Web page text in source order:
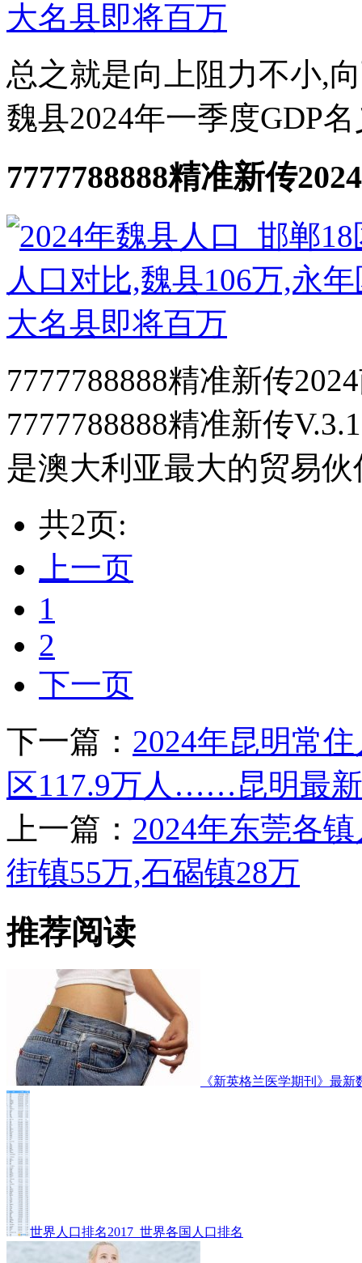
总之就是向上阻力不小,
魏县2024年一季度GDP
7777788888精准新传
7777788888精准新传
7777788888精准新传
是澳大利亚最大的贸易
共2页:
上一页
1
2
下一页
下一篇： 2024年昆明常
区117.9万人……昆明最
上一篇： 2024年东莞各
街镇55万,石碣镇28万
推荐阅读
《新英格兰医学期刊》最
世界人口排名2017_世界各国人口排名